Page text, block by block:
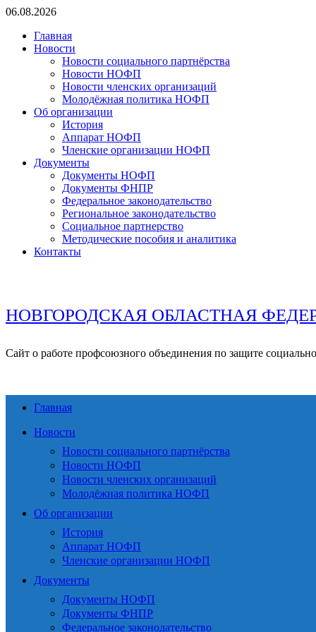
Перейти
содержимому
06.08.2026
Главная
Новости
Новости социального партнёрства
Новости НОФП
Новости членских организаций
Молодёжная политика НОФП
Об организации
История
Аппарат НОФП
Членские организации НОФП
Документы
Документы НОФП
Документы ФНПР
Федеральное законодательство
Региональное законодательство
Социальное партнерство
Методические пособия и аналитика
Контакты
НОВГОРОДСКАЯ ОБЛАСТНАЯ
Сайт о работе профсоюзного объединения по защите
Главная
Новости
Новости социального партнёрства
Новости НОФП
Новости членских организаций
Молодёжная политика НОФП
Об организации
История
Аппарат НОФП
Членские организации НОФП
Документы
Документы НОФП
Документы ФНПР
Федеральное законодательство